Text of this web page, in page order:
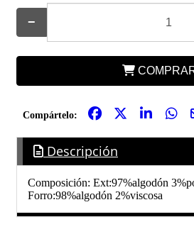
−
Compártelo:
Descripción
Composición: Ext:97%algodón
Forro:98%algodón 2%viscosa